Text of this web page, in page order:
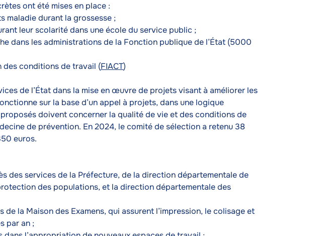
ont été mises en place :
maladie durant la grossesse ;
leur scolarité dans une école du service public ;
dans les administrations de la Fonction publique de l’État (5000
des conditions de travail (FIACT)
de l’État dans la mise en œuvre de projets visant à améliorer les
sur la base d’un appel à projets, dans une logique
doivent concerner la qualité de vie et des conditions de
de prévention. En 2024, le comité de sélection a retenu 38
euros.
des services de la Préfecture, de la direction départementale de
des populations, et la direction départementale des
la Maison des Examens, qui assurent l’impression, le colisage et
par an ;